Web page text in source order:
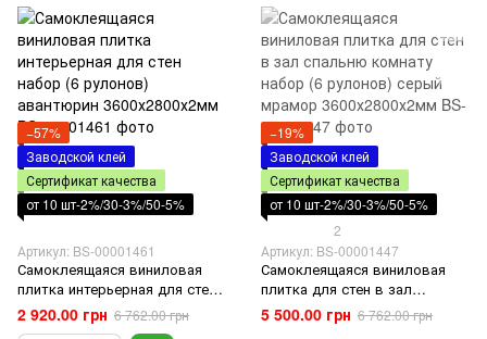
−57%
Заводской клей
Сертификат качества
от 10 шт-2%/30-3%/50-5%
Артикул: BS-00001461
Самоклеящаяся виниловая
плитка интерьерная для стен
набор (6 рулонов) авантюрин
3600х2800х2мм
2 920.00 грн 6 762.00 грн
−19%
Заводской клей
Сертификат качества
от 10 шт-2%/30-3%/50-5%
2
Артикул: BS-00001447
Самоклеящаяся виниловая
плитка для стен в зал
спальню комнату набор (6
рулонов) серый мрамор
5 500.00 грн 6 762.00 грн